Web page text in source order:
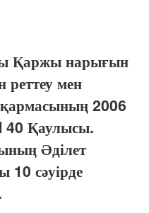
Қаржы нарығын
мен
2006
40 Қаулысы.
Әділет
10 сәуірде